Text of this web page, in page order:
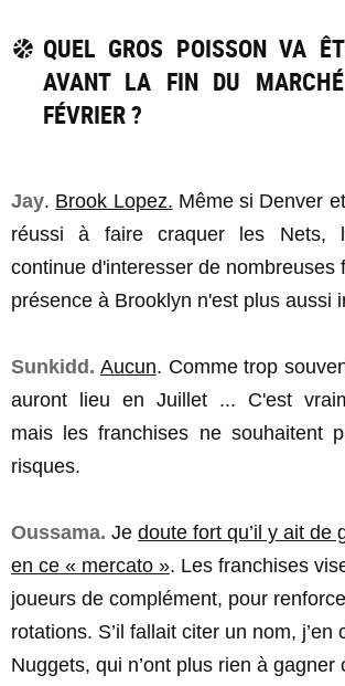
QUEL GROS POISSON VA
AVANT LA FIN DU
FÉVRIER ?
Jay. Brook Lopez. Même si Denver
réussi à faire craquer les Nets,
continue d'interesser de nombreuses
présence à Brooklyn n'est plus aussi
Sunkidd. Aucun. Comme trop
auront lieu en Juillet ... C'est
mais les franchises ne souhaitent
risques.
Oussama. Je doute fort qu’il y ait de
en ce « mercato ». Les franchises
joueurs de complément, pour
rotations. S’il fallait citer un nom, j’en
Nuggets, qui n’ont plus rien à gagner